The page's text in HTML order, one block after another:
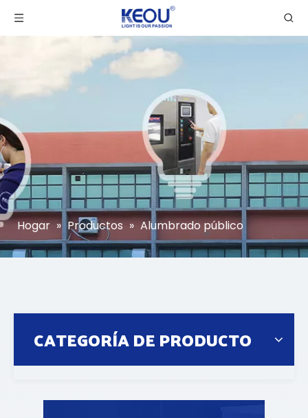
Hogar » Productos » Alumbrado público
CATEGORÍA DE PRODUCTO